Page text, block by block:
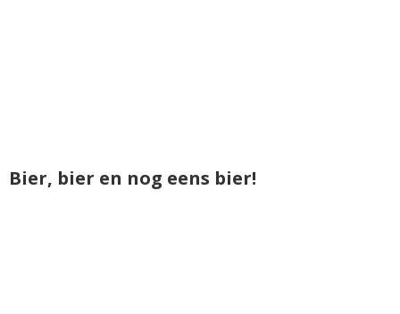
Bier, bier en nog eens bier!